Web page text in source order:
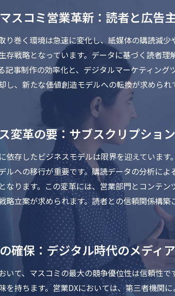
スコミ営業革新：読者と広告
り巻く環境は急速に変化し、紙媒体の購読減
存戦略となっています。データに基づく読者
記事制作の効率化と、デジタルマーケティン
し、新たな価値創造モデルへの転換が求められ
変革の要：サブスクリプショ
依存したビジネスモデルは限界を迎えていま
ルへの移行が重要です。購読データの分析に
なります。この変革には、営業部門とコンテ
略立案が求められます。読者との信頼関係構築
確保：デジタル時代のメディ
いて、マスコミの最大の競争優位性は信頼性
を持ちます。営業DXにおいては、第三者機関